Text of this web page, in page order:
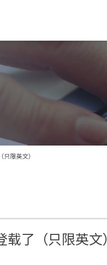
限英文）
了（只限英文）